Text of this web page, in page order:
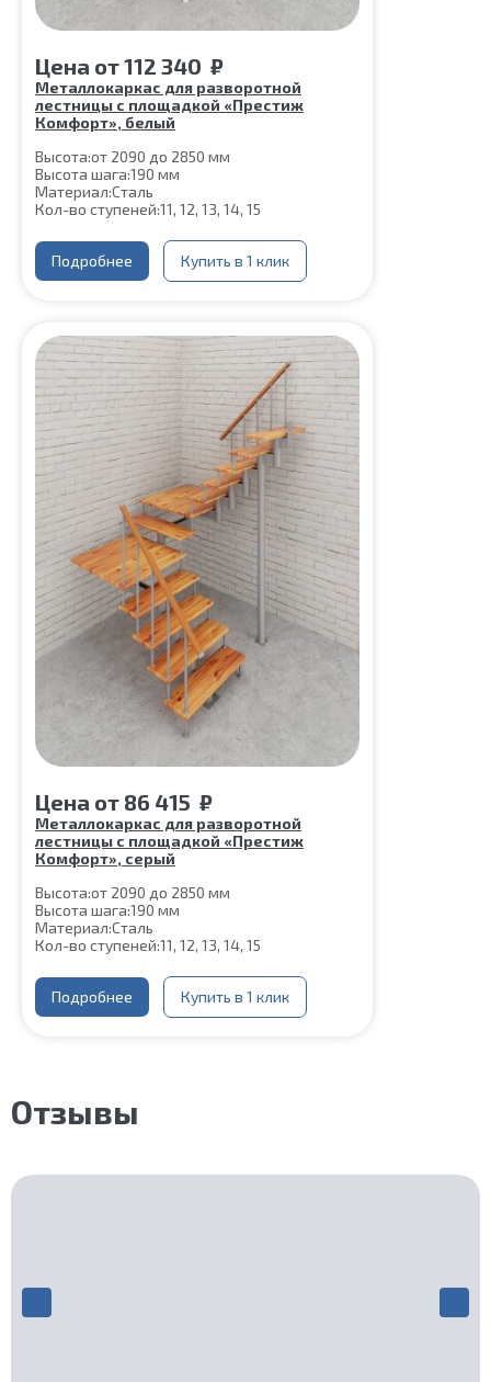
Цена от112 340 ₽
Металлокаркас для разворотной
лестницы с площадкой «Престиж
Комфорт», белый
Высота:от 2090 до 2850 мм
Высота шага:190 мм
Материал:Сталь
Кол-во ступеней:11, 12, 13, 14, 15
Подробнее Купить в 1 клик
Цена от 86 415 ₽
Металлокаркас для разворотной
лестницы с площадкой «Престиж
Комфорт», серый
Высота:от 2090 до 2850 мм
Высота шага:190 мм
Материал:Сталь
Кол-во ступеней:11, 12, 13, 14, 15
Подробнее Купить в 1 клик
Отзывы